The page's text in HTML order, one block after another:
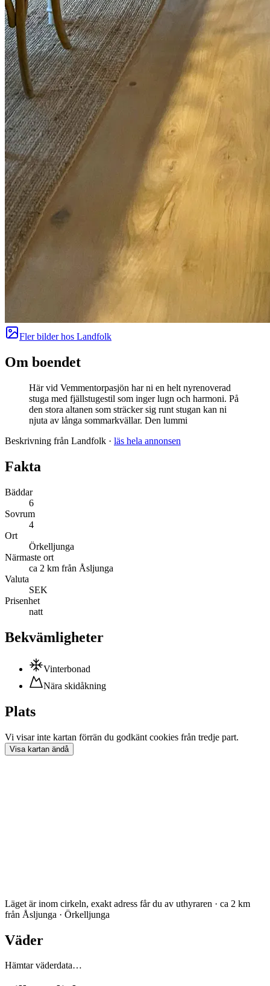
Fler bilder hos Landfolk
Om boendet
Här vid Vemmentorpasjön har ni en helt nyrenoverad
stuga med fjällstugestil som inger lugn och harmoni. På
den stora altanen som sträcker sig runt stugan kan ni
njuta av långa sommarkvällar. Den lummi
Beskrivning från Landfolk · läs hela annonsen
Fakta
Bäddar
6
Sovrum
4
Ort
Örkelljunga
Närmaste ort
ca 2 km från Åsljunga
Valuta
SEK
Prisenhet
natt
Bekvämligheter
Vinterbonad
Nära skidåkning
Plats
Vi visar inte kartan förrän du godkänt cookies från tredje part.
Visa kartan ändå
Läget är inom cirkeln, exakt adress får du av uthyraren · ca 2 km
från Åsljunga · Örkelljunga
Väder
Hämtar väderdata…